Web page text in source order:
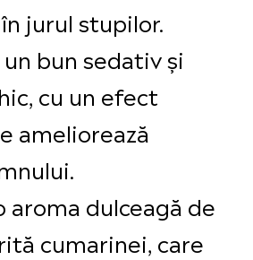
jurul stupilor.
bun sedativ și
cu un efect
ameliorează
aroma dulceagă de
cumarinei, care